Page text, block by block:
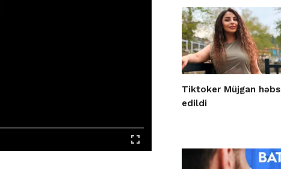
Tiktoker Müjgan həbs
edildi